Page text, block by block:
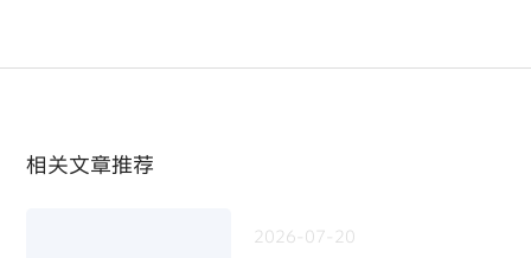
相关文章推荐
2026-07-20